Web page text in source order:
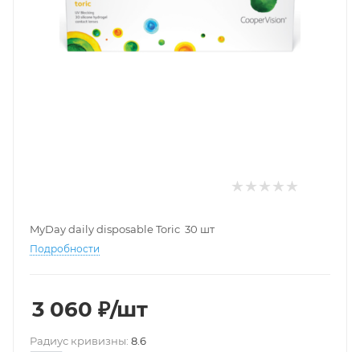
MyDay daily disposable Toric 30 шт
Подробности
3 060 ₽/шт
Pадиус кривизны: 8.6